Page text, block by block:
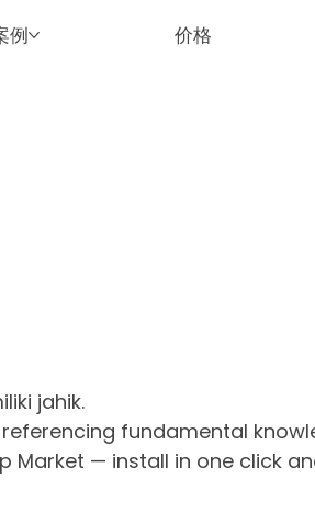
例 价格
jahik.
fundamental
Market — install in one click